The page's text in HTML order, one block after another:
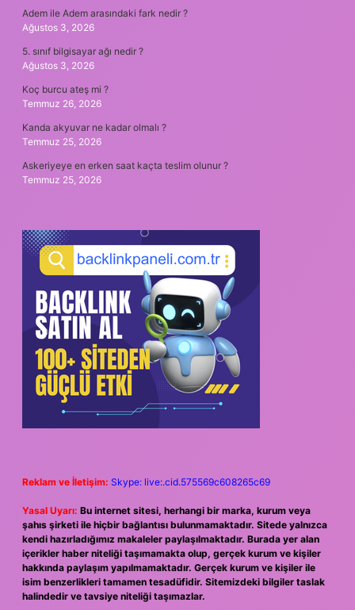
Adem ile Adem arasındaki fark nedir ?
Ağustos 3, 2026
5. sınıf bilgisayar ağı nedir ?
Ağustos 3, 2026
Koç burcu ateş mi ?
Temmuz 26, 2026
Kanda akyuvar ne kadar olmalı ?
Temmuz 25, 2026
Askeriyeye en erken saat kaçta teslim olunur ?
Temmuz 25, 2026
Reklam ve İletişim: Skype: live:.cid.575569c608265c69
Yasal Uyarı: Bu internet sitesi, herhangi bir marka, kurum veya
şahıs şirketi ile hiçbir bağlantısı bulunmamaktadır. Sitede yalnızca
kendi hazırladığımız makaleler paylaşılmaktadır. Burada yer alan
içerikler haber niteliği taşımamakta olup, gerçek kurum ve kişiler
hakkında paylaşım yapılmamaktadır. Gerçek kurum ve kişiler ile
isim benzerlikleri tamamen tesadüfidir. Sitemizdeki bilgiler taslak
halindedir ve tavsiye niteliği taşımazlar.